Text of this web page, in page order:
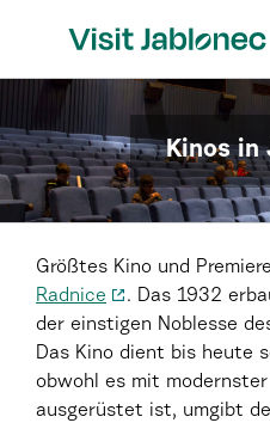
Kinos in
Größtes Kino und
Radnice
. Das 1932
der einstigen Noblesse
Das Kino dient bis heute
obwohl es mit
ausgerüstet ist, umgibt